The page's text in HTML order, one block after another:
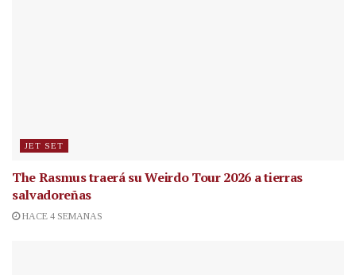
JET SET
The Rasmus traerá su Weirdo Tour 2026 a tierras
salvadoreñas
HACE 4 SEMANAS